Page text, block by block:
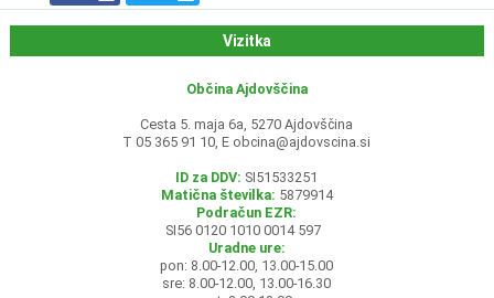
Vizitka
Občina Ajdovščina
Cesta 5. maja 6a, 5270 Ajdovščina
T 05 365 91 10, E obcina@ajdovscina.si
ID za DDV: SI51533251
Matična številka: 5879914
Podračun EZR:
SI56 0120 1010 0014 597
Uradne ure:
pon: 8.00-12.00, 13.00-15.00
sre: 8.00-12.00, 13.00-16.30